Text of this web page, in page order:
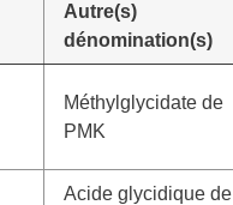
Autre(s)
dénomination(s)
Méthylglycidate de
PMK
Acide glycidique de